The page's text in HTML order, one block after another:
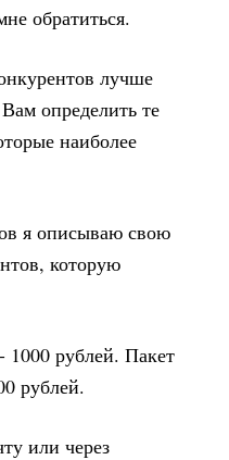
обратиться.
лучше
определить те
наиболее
я описываю свою
которую
1000 рублей. Пакет
рублей.
или через